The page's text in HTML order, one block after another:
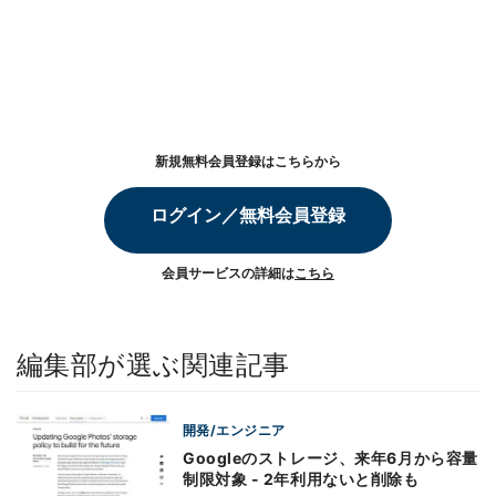
新規無料会員登録はこちらから
ログイン／無料会員登録
会員サービスの詳細はこちら
編集部が選ぶ関連記事
開発/エンジニア
Googleのストレージ、来年6月から容量
制限対象 - 2年利用ないと削除も